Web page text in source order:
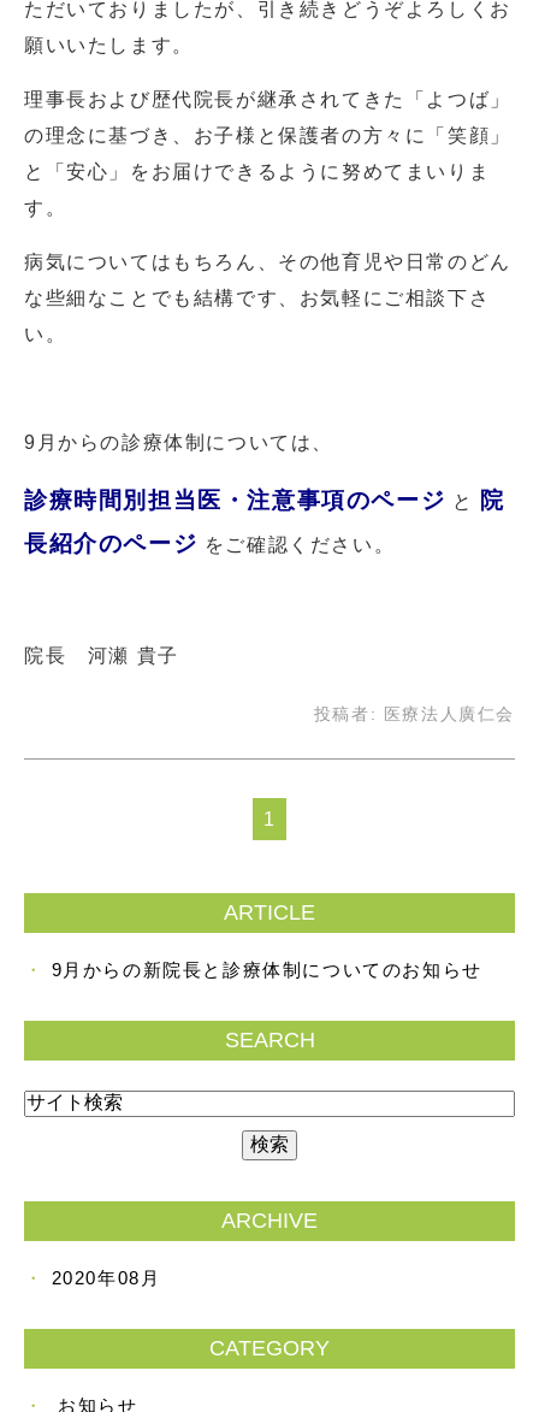
ただいておりましたが、引き続きどうぞよろしくお
願いいたします。
理事長および歴代院長が継承されてきた「よつば」
の理念に基づき、お子様と保護者の方々に「笑顔」
と「安心」をお届けできるように努めてまいりま
す。
病気についてはもちろん、その他育児や日常のどん
な些細なことでも結構です、お気軽にご相談下さ
い。
9月からの診療体制については、
診療時間別担当医・注意事項のページ と
院
長紹介のページ をご確認ください。
院長 河瀬 貴子
投稿者: 医療法人廣仁会
1
ARTICLE
9月からの新院長と診療体制についてのお知らせ
SEARCH
ARCHIVE
2020年08月
CATEGORY
お知らせ